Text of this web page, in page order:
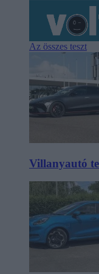
Az összes teszt
Villanyautó